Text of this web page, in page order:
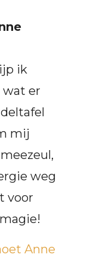
ik
wat er
mij
weg
voor
Anne